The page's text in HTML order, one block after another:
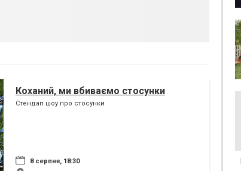
Коханий, ми вбиваємо стосунки
Стендап шоу про стосунки
8 серпня, 18:30